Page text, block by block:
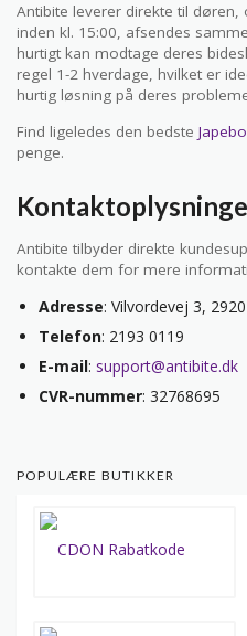
Antibite leverer direkte til
inden kl. 15:00, afsendes
hurtigt kan modtage deres
regel 1-2 hverdage, hvilket er
hurtig løsning på deres
Find ligeledes den bedste
penge.
Antibite tilbyder direkte
kontakte dem for mere
Adresse: Vilvordevej 3,
Telefon: 2193 0119
E-mail: support@antibite.dk
CVR-nummer: 32768695
POPULÆRE BUTIKKER